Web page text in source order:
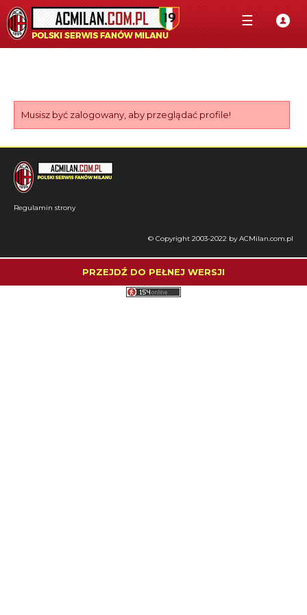
☰
Musisz być zalogowany, aby przeglądać profile!
Regulamin strony
© Copyright 2003-2022 by ACMilan.com.pl
PRZEJDŹ DO PEŁNEJ WERSJI